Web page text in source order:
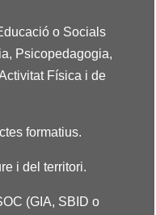
o Socials
Psicopedagogia,
Física i de
formatius.
i del territori.
(GIA, SBID o